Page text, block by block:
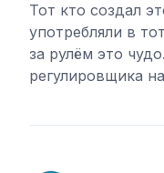
Тот кто создал
употребляли в
за рулём это
регулировщика